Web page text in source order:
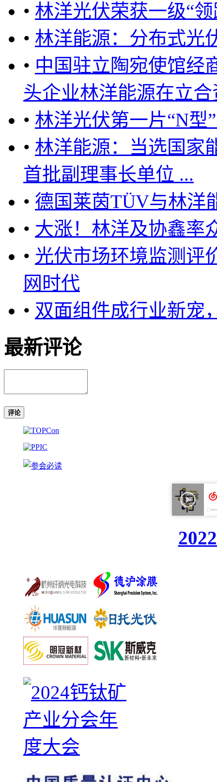
• 林洋光伏荣获一级“
• 林洋能源：分布式光
• 中国驻立陶宛使馆经
头企业林洋能源在立合
• 林洋光伏第一片“N型
• 林洋能源：当选国家
首批副理事长单位 ...
• 德国莱茵TÜV与林洋
• 大涨！林洋及协鑫率
• 光伏市场环境监测评
网时代
• 双面组件成行业新宠
最新评论
评论